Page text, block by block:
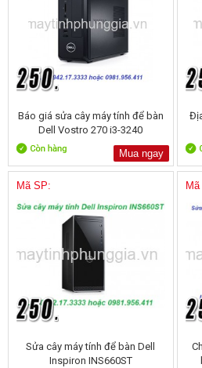
Báo giá sửa cây máy tính để bàn
Dell Vostro 270 i3-3240
Mua ngay
Mã SP:
Sửa cây máy tính để bàn Dell
Inspiron INS660ST